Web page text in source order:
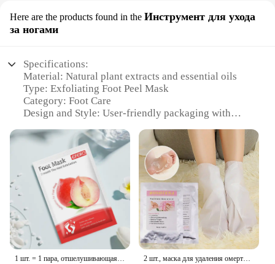
Here are the products found in the Инструмент для ухода
за ногами
Specifications:
Material: Natural plant extracts and essential oils
Type: Exfoliating Foot Peel Mask
Category: Foot Care
Design and Style: User-friendly packaging with
Usage and Purpose: To remove dead skin cells and
soften calluses
Performance and Property: Enhanced with
moisturizing agents to leave feet smooth and
hydrated
Parts and Accessories: Comes with a set of foot
masks and applicators
Features:
**Revitalize Your Feet with Every Application**
1 шт. = 1 пара, отшелушивающая маска для ног 2 шт., маска для удаления омертвевшей кожи и кутикулы